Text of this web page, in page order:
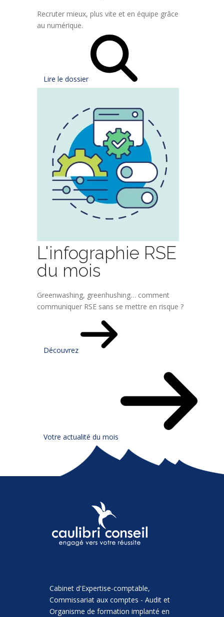
Recruter mieux, plus vite et en équipe grâce
au numérique.
Lire le dossier
L'infographie RSE
du mois
Greenwashing, greenhushing… comment
communiquer RSE sans se mettre en risque ?
Découvrez
Votre actualité du mois
Cabinet d'Expertise-comptable,
Commissariat aux comptes - Audit et
Organisme de formation implanté en